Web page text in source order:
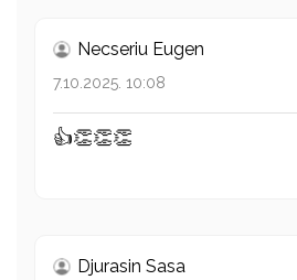
Necseriu Eugen
7.10.2025. 10:08
👍👏👏👏
Djurasin Sasa